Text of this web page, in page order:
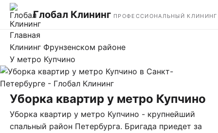
Глобал Клининг ПРОФЕССИОНАЛЬНЫЙ КЛИНИНГ
Главная
Клининг Фрунзенском районе
У метро Купчино
Уборка квартир у метро Купчино
Уборка квартир у метро Купчино - крупнейший
спальный район Петербурга. Бригада приедет за